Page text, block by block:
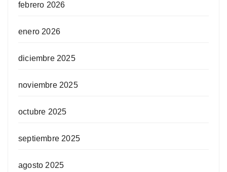
febrero 2026
enero 2026
diciembre 2025
noviembre 2025
octubre 2025
septiembre 2025
agosto 2025